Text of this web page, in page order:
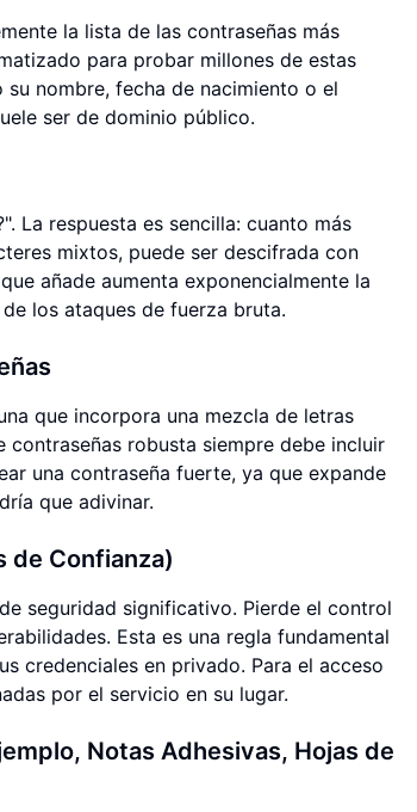
la lista de las contraseñas más
para probar millones de estas
nombre, fecha de nacimiento o el
ser de dominio público.
La respuesta es sencilla: cuanto más
mixtos, puede ser descifrada con
añade aumenta exponencialmente la
los ataques de fuerza bruta.
que incorpora una mezcla de letras
contraseñas robusta siempre debe incluir
una contraseña fuerte, ya que expande
que adivinar.
de Confianza)
seguridad significativo. Pierde el control
Esta es una regla fundamental
credenciales en privado. Para el acceso
por el servicio en su lugar.
Notas Adhesivas, Hojas de